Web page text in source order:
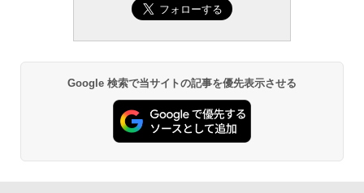
Google 検索で当サイトの記事を優先表示させる